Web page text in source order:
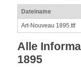
Dateiname
Art-Nouveau 1895.ttf
Alle
1895